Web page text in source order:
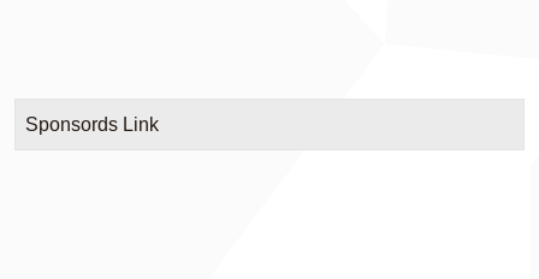
Sponsords Link